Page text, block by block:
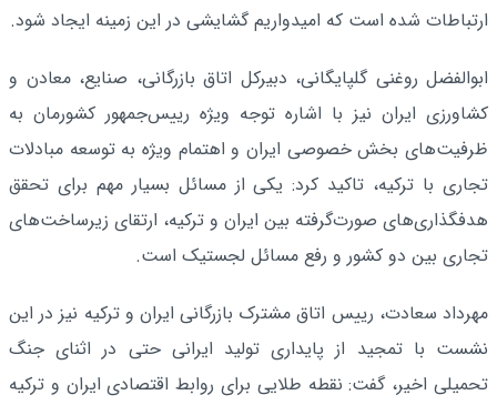
ارتباطات شده است که امیدواریم گشایشی در این زمینه ایجاد شود.
ابوالفضل روغنی گلپایگانی، دبیرکل اتاق بازرگانی، صنایع، معادن و
کشاورزی ایران نیز با اشاره توجه ویژه رییس‌جمهور کشورمان به
ظرفیت‌های بخش خصوصی ایران و اهتمام ویژه به توسعه مبادلات
تجاری با ترکیه، تاکید کرد: یکی از مسائل بسیار مهم برای تحقق
هدفگذاری‌های صورت‌گرفته بین ایران و ترکیه، ارتقای زیرساخت‌های
تجاری بین دو کشور و رفع مسائل لجستیک است.
مهرداد سعادت، رییس اتاق مشترک بازرگانی ایران و ترکیه نیز در این
نشست با تمجید از پایداری تولید ایرانی حتی در اثنای جنگ
تحمیلی اخیر، گفت: نقطه طلایی برای روابط اقتصادی ایران و ترکیه